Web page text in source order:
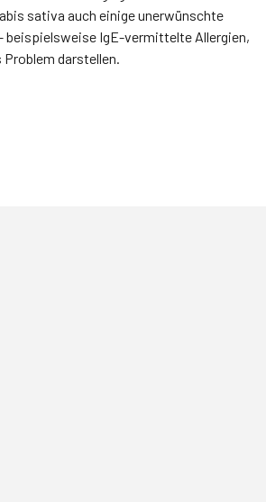
sativa auch einige unerwünschte
beispielsweise IgE-vermittelte Allergien,
Problem darstellen.